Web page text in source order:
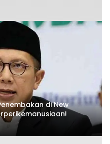
di New